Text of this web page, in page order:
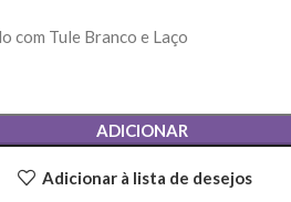
com Tule Branco e Laço
ADICIONAR
Adicionar à lista de desejos